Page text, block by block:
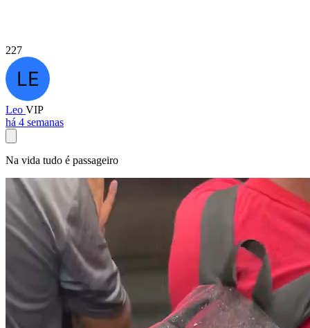
227
Leo VIP
há 4 semanas
Na vida tudo é passageiro